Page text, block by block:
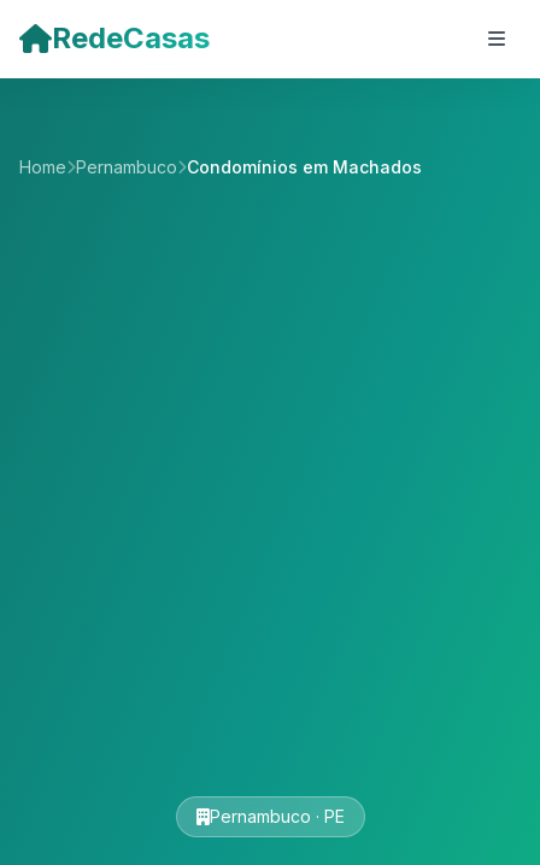
RedeCasas
Home Pernambuco Condomínios em Machados
Pernambuco · PE